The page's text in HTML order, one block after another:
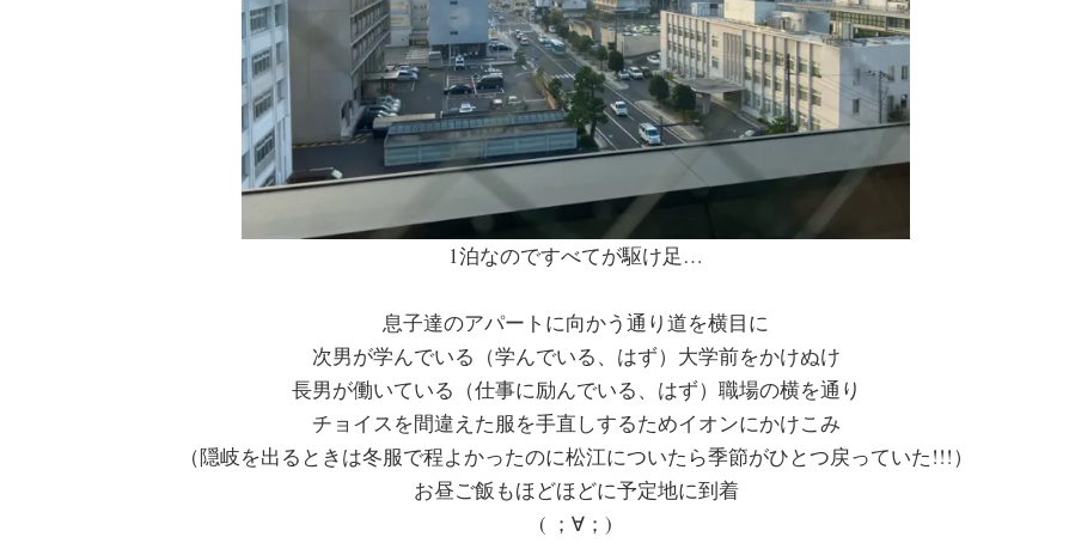
1泊なのですべてが駆け足…
息子達のアパートに向かう通り道を横目に
次男が学んでいる（学んでいる、はず）大学前をかけぬけ
長男が働いている（仕事に励んでいる、はず）職場の横を通り
チョイスを間違えた服を手直しするためイオンにかけこみ
（隠岐を出るときは冬服で程よかったのに松江についたら季節がひとつ戻っていた!!!）
お昼ご飯もほどほどに予定地に到着
( ；∀；)